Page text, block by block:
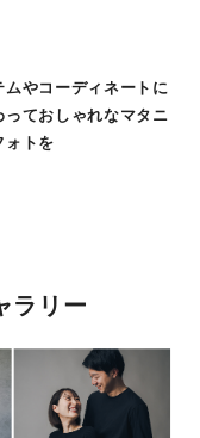
ムやコーディネートに
っておしゃれなマタニ
ォトを
ラリー